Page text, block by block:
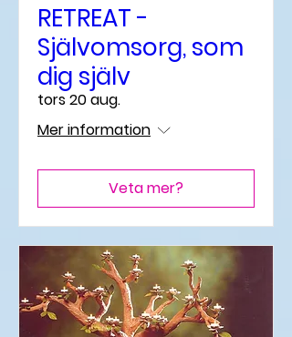
RETREAT -
Självomsorg, som
dig själv
tors 20 aug.
Mer information
Veta mer?